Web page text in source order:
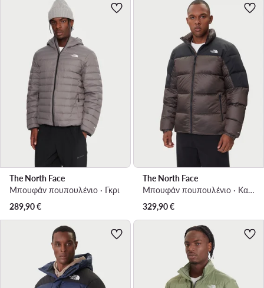
The North Face
Μπουφάν πουπουλένιο · Γκρι
289,90€
The North Face
Μπουφάν πουπουλένιο · Καφέ
329,90€